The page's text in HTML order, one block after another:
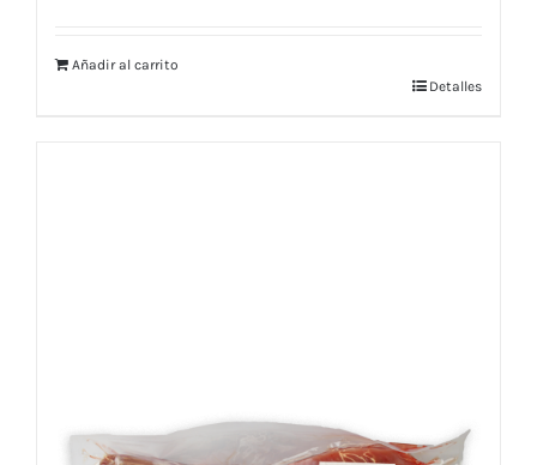
Añadir al carrito
Detalles